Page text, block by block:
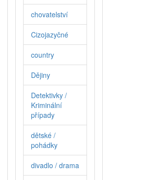
chovatelství
Cizojazyčné
country
Dějiny
Detektivky /
Kriminální
případy
dětské /
pohádky
divadlo / drama